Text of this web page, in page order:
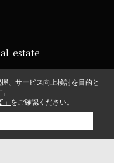
estate
、サービス向上検討を目的と
をご確認ください。